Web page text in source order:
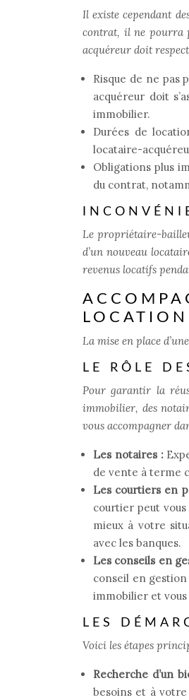
Il existe cependant
contrat, il ne pourra
acquéreur doit
Risque de ne pas
acquéreur doit
immobilier.
Durées de
locataire-
Obligations plus
du contrat,
Le propriétaire-
d’un nouveau
revenus locatifs
La mise en place
LE RÔLE
Pour garantir la
immobilier, des
vous accompagner
Les notaires :
de vente à terme
Les courtiers en
courtier peut
mieux à votre
avec les banques.
Les conseils en
conseil en
immobilier et vous
LES
Voici les étapes
Recherche d’un
besoins et à